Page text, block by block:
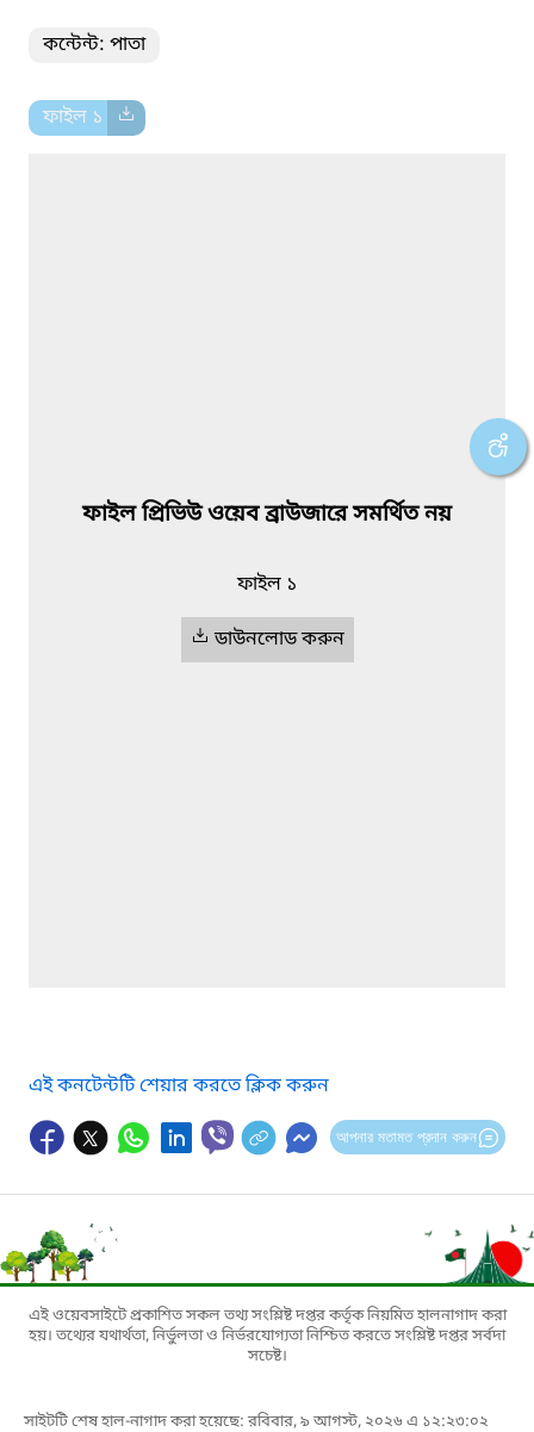
কন্টেন্ট: পাতা
ফাইল ১
ফাইল প্রিভিউ ওয়েব ব্রাউজারে সমর্থিত নয়
ফাইল ১
ডাউনলোড করুন
এই কনটেন্টটি শেয়ার করতে ক্লিক করুন
আপনার মতামত প্রদান করুন
এই ওয়েবসাইটে প্রকাশিত সকল তথ্য সংশ্লিষ্ট দপ্তর কর্তৃক নিয়মিত হালনাগাদ করা
হয়। তথ্যের যথার্থতা, নির্ভুলতা ও নির্ভরযোগ্যতা নিশ্চিত করতে সংশ্লিষ্ট দপ্তর সর্বদা
সচেষ্ট।
সাইটটি শেষ হাল-নাগাদ করা হয়েছে: রবিবার, ৯ আগস্ট, ২০২৬ এ ১২:২৩:০২